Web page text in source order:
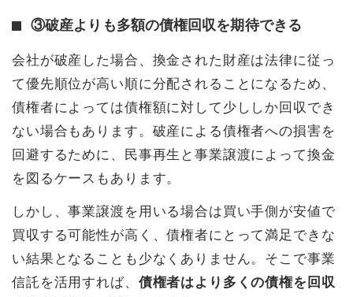
③破産よりも多額の債権回収を期待できる
会社が破産した場合、換金された財産は法律に従っ
て優先順位が高い順に分配されることになるため、
債権者によっては債権額に対して少ししか回収でき
ない場合もあります。破産による債権者への損害を
回避するために、民事再生と事業譲渡によって換金
を図るケースもあります。
しかし、事業譲渡を用いる場合は買い手側が安値で
買収する可能性が高く、債権者にとって満足できな
い結果となることも少なくありません。そこで事業
信託を活用すれば、 債権者はより多くの債権を回収